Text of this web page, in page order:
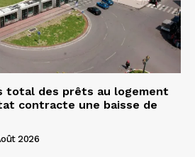
total des prêts au logement
contracte une baisse de
2026